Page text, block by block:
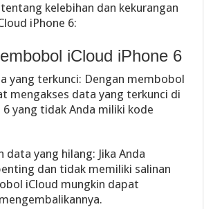
kelebihan dan kekurangan
iPhone 6:
iCloud iPhone 6
yang terkunci: Dengan membobol
mengakses data yang terkunci di
yang tidak Anda miliki kode
data yang hilang: Jika Anda
dan tidak memiliki salinan
iCloud mungkin dapat